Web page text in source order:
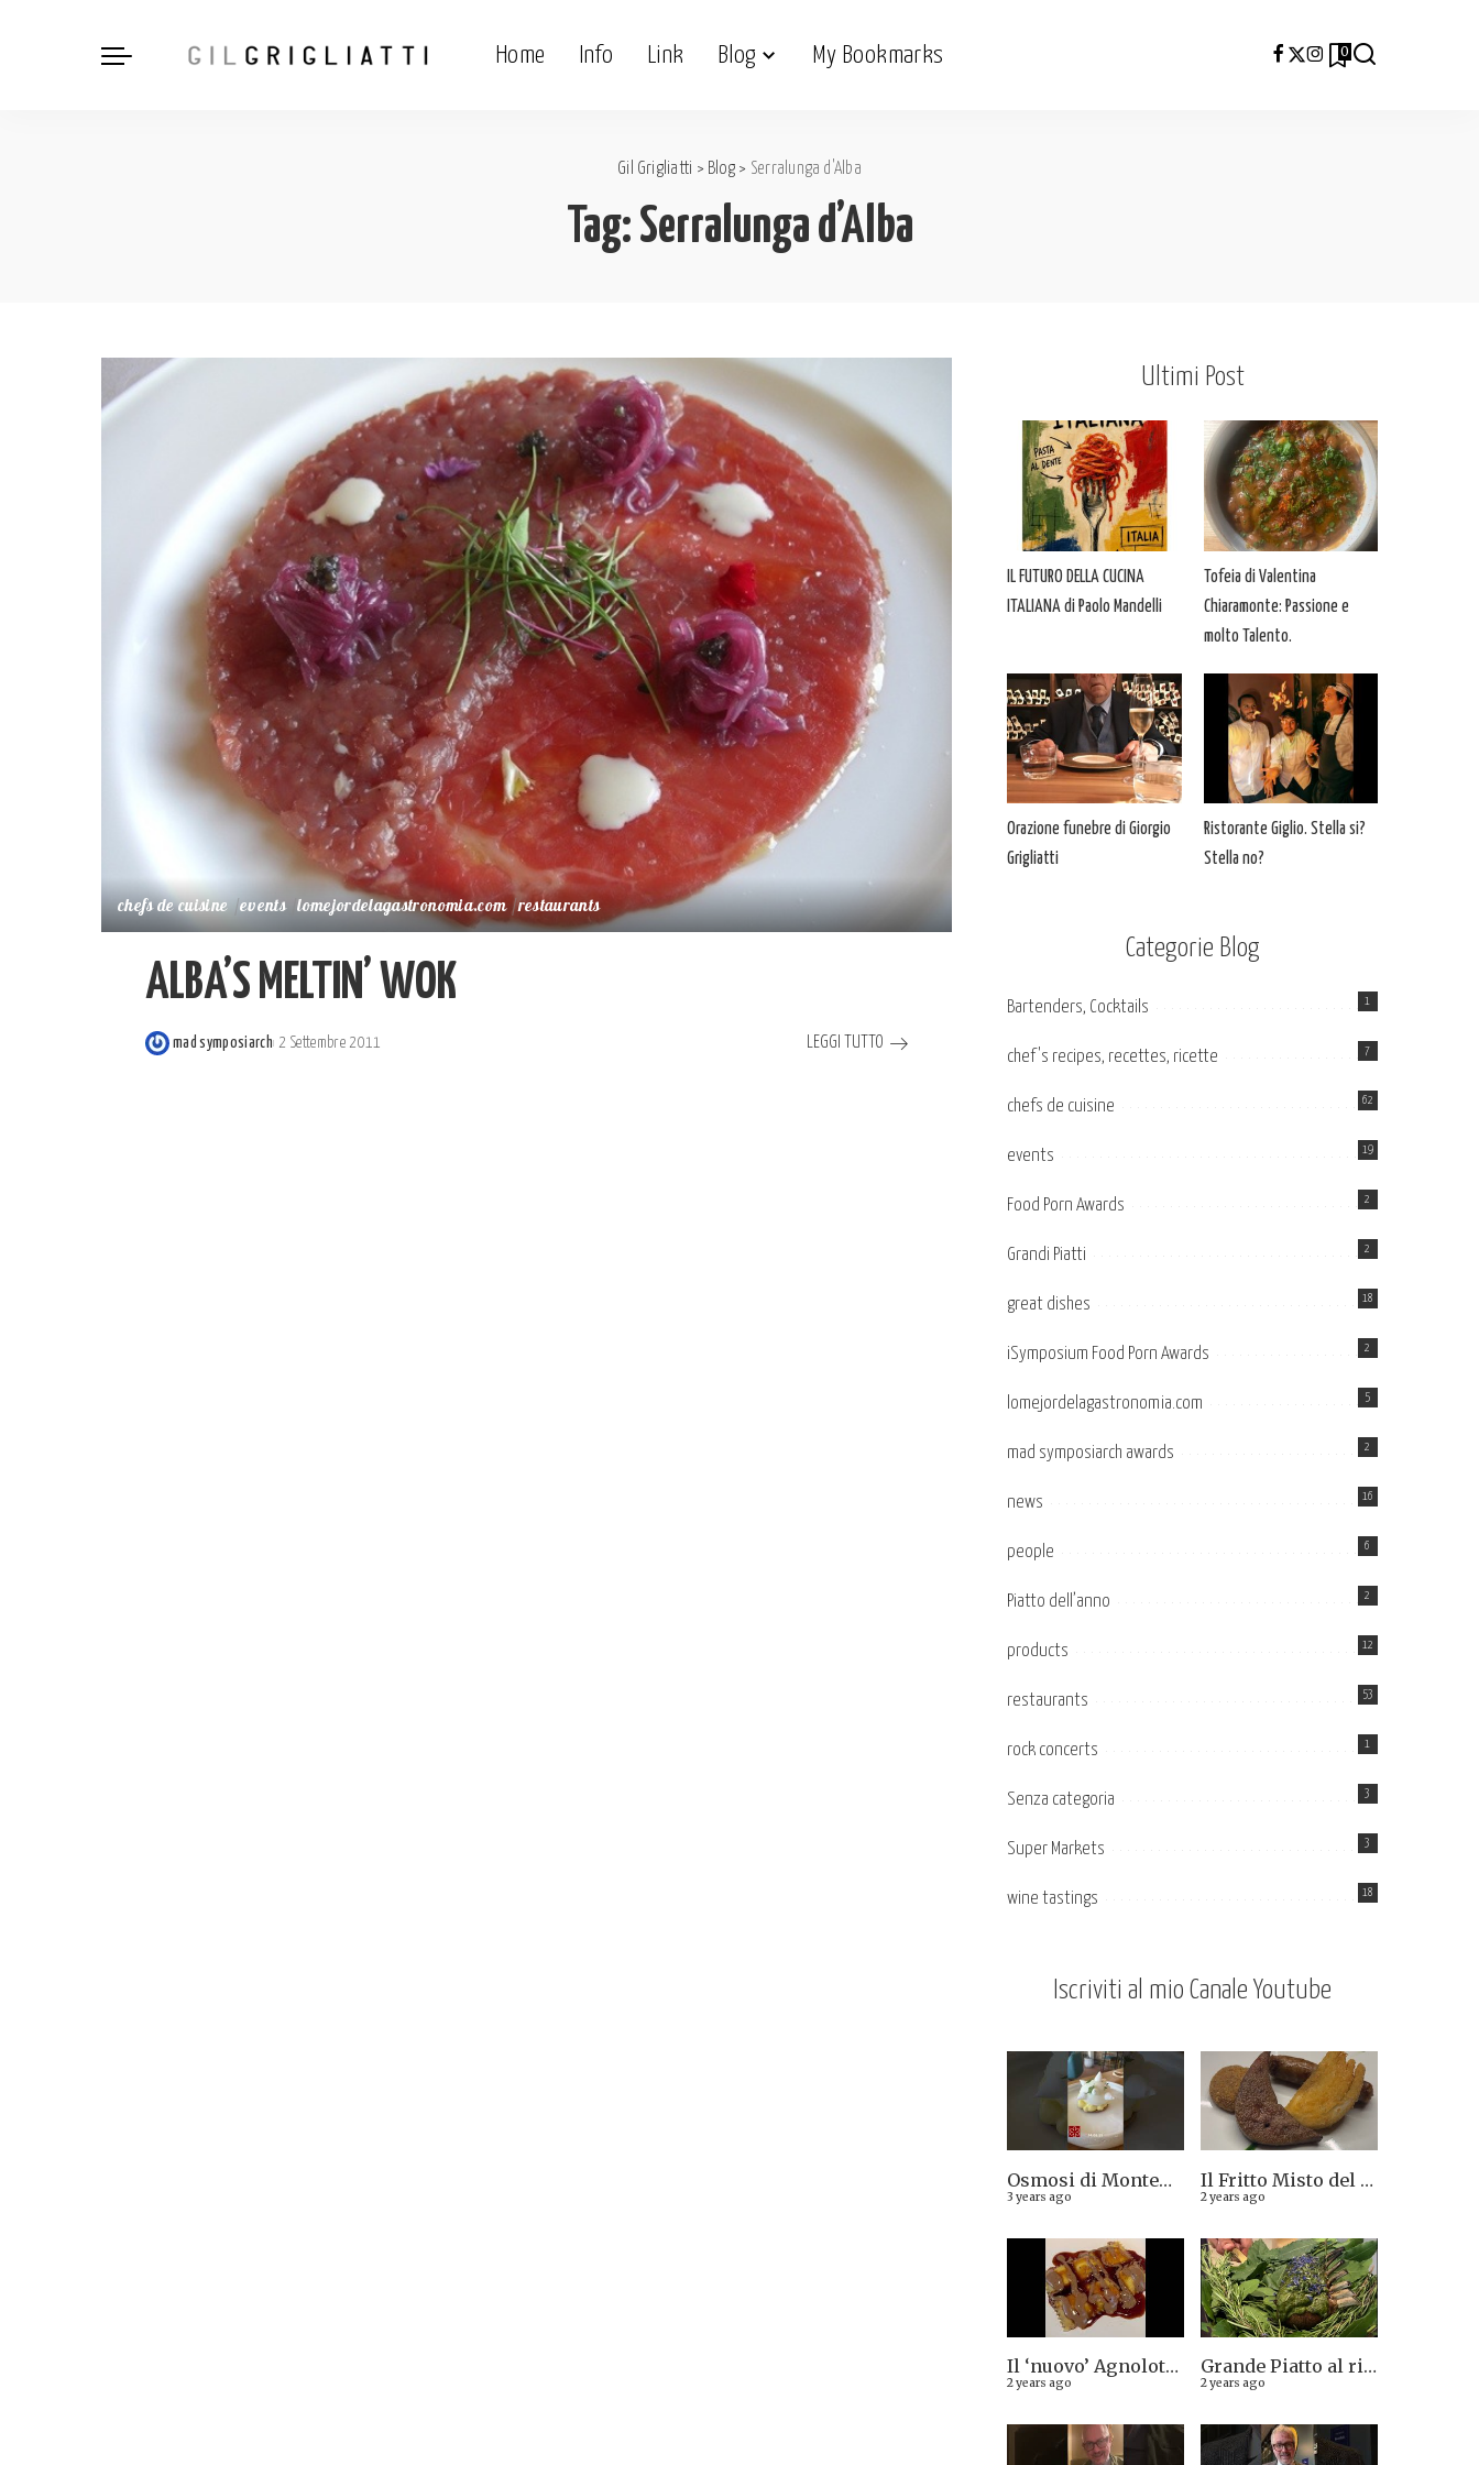
Home Info Link Blog My Bookmarks 0
Gil Grigliatti > Blog > Serralunga d'Alba
Tag: Serralunga d’Alba
chefs de cuisine events lomejordelagastronomia.com restaurants
ALBA’S MELTIN’ WOK
Posted
mad symposiarch 2 Settembre 2011 LEGGI TUTTO
Ultimi Post
IL FUTURO DELLA CUCINA
ITALIANA di Paolo Mandelli
Tofeia di Valentina
Chiaramonte: Passione e
molto Talento.
Orazione funebre di Giorgio
Grigliatti
Ristorante Giglio. Stella si?
Stella no?
Categorie Blog
Bartenders, Cocktails 1
chef's recipes, recettes, ricette 7
chefs de cuisine 62
events 19
Food Porn Awards 2
Grandi Piatti 2
great dishes 18
iSymposium Food Porn Awards 2
lomejordelagastronomia.com 5
mad symposiarch awards 2
news 16
people 6
Piatto dell’anno 2
products 12
restaurants 53
rock concerts 1
Senza categoria 3
Super Markets 3
wine tastings 18
Iscriviti al mio Canale Youtube
Osmosi di Montepulciano nuova stella Michelin. Avevamo visto lungo il 14.08.2023
3 years ago
Il Fritto Misto del Centro di Priocca
2 years ago
Il ‘nuovo’ Agnolotto di Torino del Mago Rabin
2 years ago
Grande Piatto al rist. Quintilio di Altare SV: Carrè di agnello in crosta di erbe aromatiche liguri
2 years ago